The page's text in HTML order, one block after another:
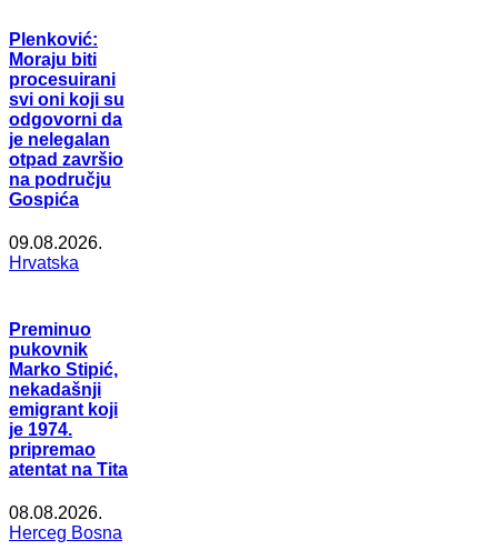
Plenković:
Moraju biti
procesuirani
svi oni koji su
odgovorni da
je nelegalan
otpad završio
na području
Gospića
09.08.2026.
Hrvatska
Preminuo
pukovnik
Marko Stipić,
nekadašnji
emigrant koji
je 1974.
pripremao
atentat na Tita
08.08.2026.
Herceg Bosna